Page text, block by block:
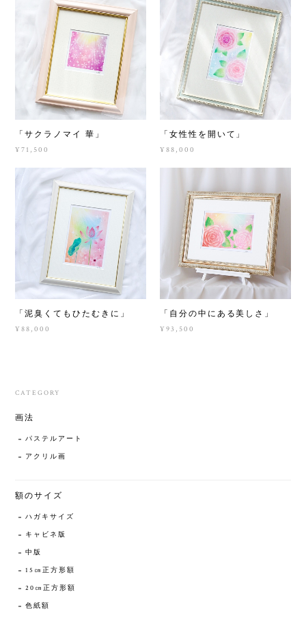
「サクラノマイ 華」
¥71,500
「女性性を開いて」
¥88,000
「泥臭くてもひたむきに」
¥88,000
「自分の中にある美しさ」
¥93,500
CATEGORY
画法
パステルアート
アクリル画
額のサイズ
ハガキサイズ
キャビネ版
中版
15㎝正方形額
20㎝正方形額
色紙額